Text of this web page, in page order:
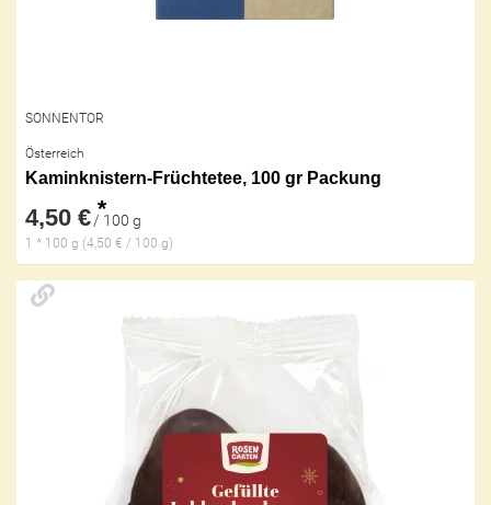
SONNENTOR
Österreich
Kaminknistern-Früchtetee, 100 gr Packung
4,50 € *
/ 100 g
1 * 100 g (4,50 € / 100 g)